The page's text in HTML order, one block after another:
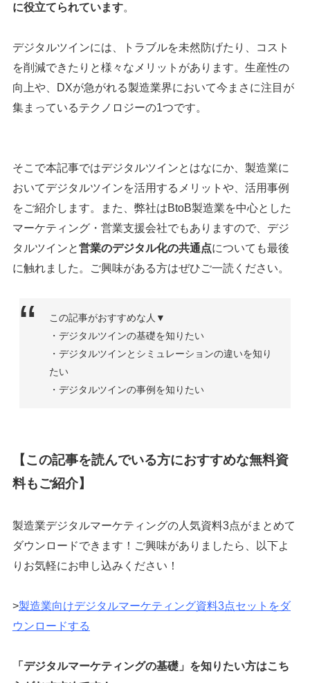
に役立てられています。
デジタルツインには、トラブルを未然防げたり、コスト
を削減できたりと様々なメリットがあります。生産性の
向上や、DXが急がれる製造業界において今まさに注目が
集まっているテクノロジーの1つです。
そこで本記事ではデジタルツインとはなにか、製造業に
おいてデジタルツインを活用するメリットや、活用事例
をご紹介します。また、弊社はBtoB製造業を中心とした
マーケティング・営業支援会社でもありますので、デジ
タルツインと営業のデジタル化の共通点についても最後
に触れました。ご興味がある方はぜひご一読ください。
この記事がおすすめな人▼
・デジタルツインの基礎を知りたい
・デジタルツインとシミュレーションの違いを知り
たい
・デジタルツインの事例を知りたい
【この記事を読んでいる方におすすめな無料資
料もご紹介】
製造業デジタルマーケティングの人気資料3点がまとめて
ダウンロードできます！ご興味がありましたら、以下よ
りお気軽にお申し込みください！
>製造業向けデジタルマーケティング資料3点セットをダ
ウンロードする
「デジタルマーケティングの基礎」を知りたい方はこち